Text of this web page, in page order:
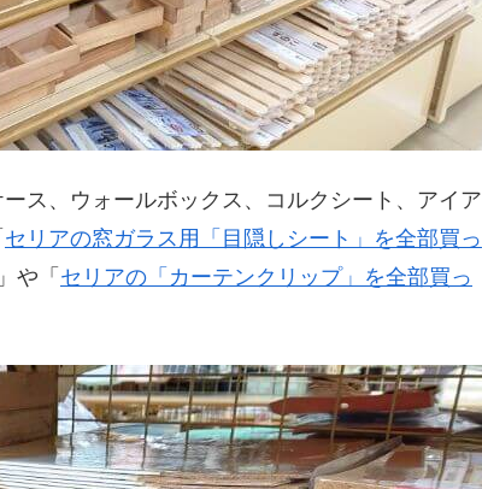
ス、ウォールボックス、コルクシート、アイア
セリアの窓ガラス用「目隠しシート」を全部買っ
」や「 セリアの「カーテンクリップ」を全部買っ